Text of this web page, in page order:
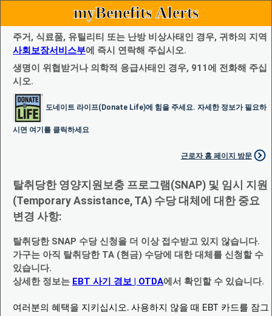
myBenefits Alerts
주거, 식료품, 유틸리티 또는 난방 비상사태인 경우, 귀하의 지역
사회보장서비스부에 즉시 연락해 주십시오.
생명이 위협받거나 의학적 응급사태인 경우, 911에 전화해 주십
시오.
도네이트 라이프(Donate Life)에 힘을 주세요. 자세한 정보가 필요하
시면 여기를 클릭하세요
근로자 홈 페이지 방문
탈취당한 영양지원보충 프로그램(SNAP) 및 임시 지원
(Temporary Assistance, TA) 수당 대체에 대한 중요
변경 사항:
탈취당한 SNAP 수당 신청을 더 이상 접수받고 있지 않습니다.
가구는 아직 탈취당한 TA (현금) 수당에 대한 대체를 신청할 수
있습니다.
상세한 정보는 EBT 사기 경보 | OTDA에서 확인할 수 있습니다.
여러분의 혜택을 지키십시오. 사용하지 않을 때 EBT 카드를 잠그